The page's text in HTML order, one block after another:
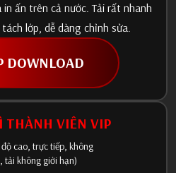
ấn trên cả nước. Tải rất nhanh
lớp, dễ dàng chỉnh sửa.
DOWNLOAD
THÀNH VIÊN VIP
cao, trực tiếp, không
tải không giới hạn)